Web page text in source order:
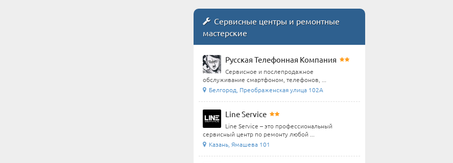
Сервисные центры и ремонтные
мастерские
Русская Телефонная Компания
Сервисное и послепродажное
обслуживание смартфоном, телефонов, ...
Белгород, Преображенская улица 102А
Line Service
Line Service – это профессиональный
сервисный центр по ремонту любой ...
Казань, Ямашева 101